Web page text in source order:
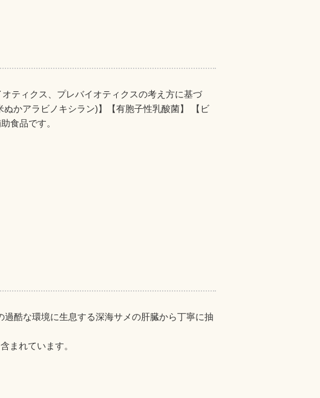
ティクス、プレバイオティクスの考え方に基づ
かアラビノキシラン)】【有胞子性乳酸菌】 【ビ
食品です。
酷な環境に生息する深海サメの肝臓から丁寧に抽
まれています。